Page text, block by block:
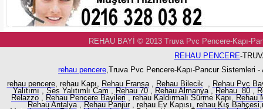
REHAU BAYİ © 2013 Truva Pvc Pencere-
REHAU PENCERE-
rehau pencere,Truva Pvc Pencere-Kapı-Pancur Sistemleri
rehau pencere, rehau Kapı, Rehau Fransa, Rehau Bilecik, Rehau Pvc
Yalıtımı , Ses Yalıtımlı Cam , Rehau 70, Rehau Almanya, Rehau 80,
Relazzo , Rehau Pencere Bayileri , rehau Kaldırmalı Sürme Kapı, Rehau
Rehau Antalya, Rehau Panjur, rehau Ev Kapısı, rehau Kış Bahçesi